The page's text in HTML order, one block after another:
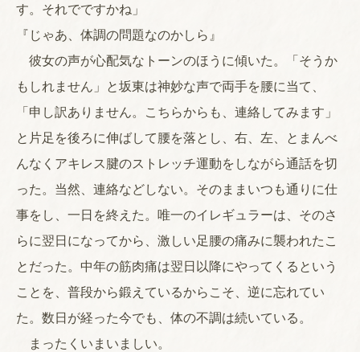
す。それでですかね」
『じゃあ、体調の問題なのかしら』
彼女の声が心配気なトーンのほうに傾いた。「そうか
もしれません」と坂東は神妙な声で両手を腰に当て、
「申し訳ありません。こちらからも、連絡してみます」
と片足を後ろに伸ばして腰を落とし、右、左、とまんべ
んなくアキレス腱のストレッチ運動をしながら通話を切
った。当然、連絡などしない。そのままいつも通りに仕
事をし、一日を終えた。唯一のイレギュラーは、そのさ
らに翌日になってから、激しい足腰の痛みに襲われたこ
とだった。中年の筋肉痛は翌日以降にやってくるという
ことを、普段から鍛えているからこそ、逆に忘れてい
た。数日が経った今でも、体の不調は続いている。
まったくいまいましい。